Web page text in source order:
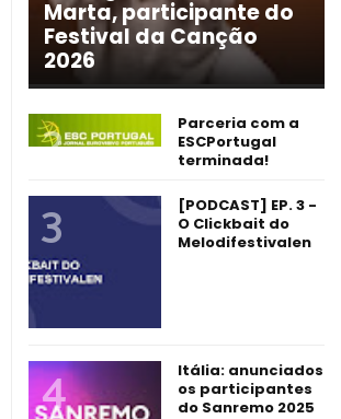
Marta, participante do
Festival da Canção
2026
Parceria com a
ESCPortugal
terminada!
[PODCAST] EP. 3 -
O Clickbait do
Melodifestivalen
Itália: anunciados
os participantes
do Sanremo 2025